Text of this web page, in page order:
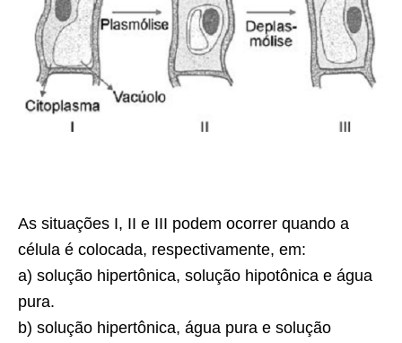
As situações I, II e III podem ocorrer quando a
célula é colocada, respectivamente, em:
a) solução hipertônica, solução hipotônica e água
pura.
b) solução hipertônica, água pura e solução